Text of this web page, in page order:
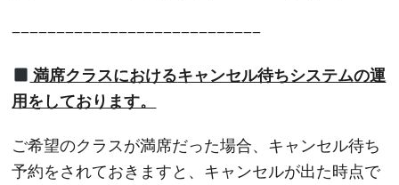
−−−−−−−−−−−−−−−−−−−−−−−−−−−−
満席クラスにおけるキャンセル待ちシステムの運
用をしております。
ご希望のクラスが満席だった場合、キャンセル待ち
予約をされておきますと、キャンセルが出た時点で